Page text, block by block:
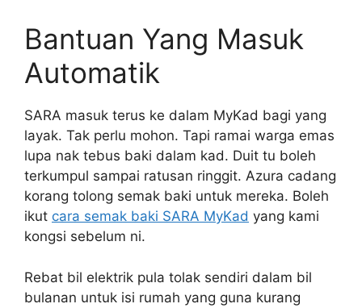
Bantuan Yang Masuk
Automatik
SARA masuk terus ke dalam MyKad bagi yang
layak. Tak perlu mohon. Tapi ramai warga emas
lupa nak tebus baki dalam kad. Duit tu boleh
terkumpul sampai ratusan ringgit. Azura cadang
korang tolong semak baki untuk mereka. Boleh
ikut cara semak baki SARA MyKad yang kami
kongsi sebelum ni.
Rebat bil elektrik pula tolak sendiri dalam bil
bulanan untuk isi rumah yang guna kurang